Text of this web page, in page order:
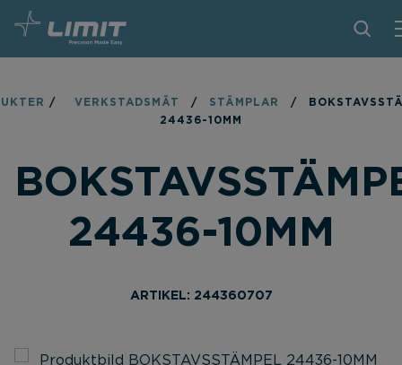
PRODUKTER
HITTA BUTIK
KONTAKT
OM LIMIT
/ VERKSTADSMÄT / STÄMPLAR /
24436-10MM
24436-10MM
ARTIKEL: 244360707